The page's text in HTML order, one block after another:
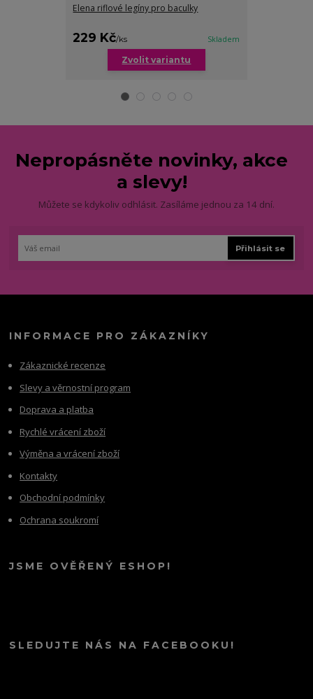
Elena riflové legíny pro baculky
229 Kč/ks Skladem
Zvolit variantu
Nepropásněte novinky, akce
a slevy!
Můžete se kdykoliv odhlásit. Zasíláme jednou za 14 dní.
Přihlásit se
INFORMACE PRO ZÁKAZNÍKY
Zákaznické recenze
Slevy a věrnostní program
Doprava a platba
Rychlé vrácení zboží
Výměna a vrácení zboží
Kontakty
Obchodní podmínky
Ochrana soukromí
JSME OVĚŘENÝ ESHOP!
SLEDUJTE NÁS NA FACEBOOKU!